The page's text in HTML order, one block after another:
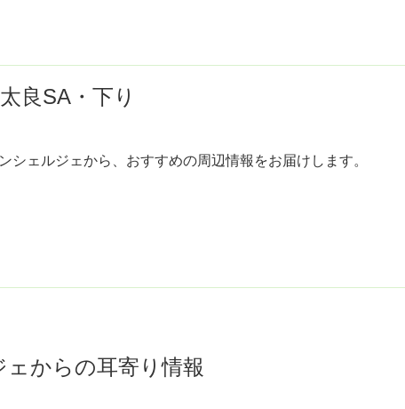
良SA・下り
シェルジェから、おすすめの周辺情報をお届けします。
からの耳寄り情報